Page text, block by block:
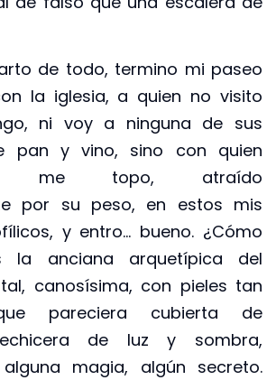
de todo, termino mi paseo
la iglesia, a quien no visito
ni voy a ninguna de sus
pan y vino, sino con quien
me topo, atraído
por su peso, en estos mis
y entro… bueno. ¿Cómo
la anciana arquetípica del
canosísima, con pieles tan
pareciera cubierta de
de luz y sombra,
magia, algún secreto.